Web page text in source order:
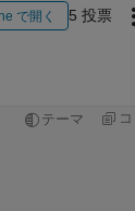
で開く 5 投票
テーマ